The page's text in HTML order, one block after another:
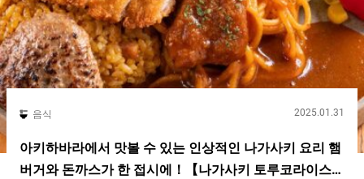
（homemade tomato sauce）』의 산미가...
음식 2025.01.31
아키하바라에서 맛볼 수 있는 인상적인 나가사키 요리 햄
버거와 돈까스가 한 접시에！【나가사키 토루코라이스